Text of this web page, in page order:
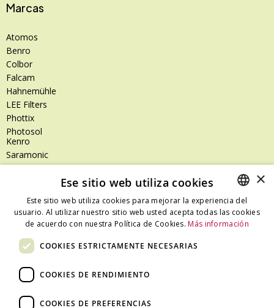
Marcas
Atomos
Benro
Colbor
Falcam
Hahnemühle
LEE Filters
Phottix
Photosol
Kenro
Saramonic
Shimoda
SanDisk Professional
Tenba
Zeiss
Dónde estamos
SPANISH
×
Ese sitio web utiliza cookies
Este sitio web utiliza cookies para mejorar la experiencia del
usuario. Al utilizar nuestro sitio web usted acepta todas las cookies
de acuerdo con nuestra Política de Cookies. Más información
COOKIES ESTRICTAMENTE NECESARIAS
COOKIES DE RENDIMIENTO
COOKIES DE PREFERENCIAS